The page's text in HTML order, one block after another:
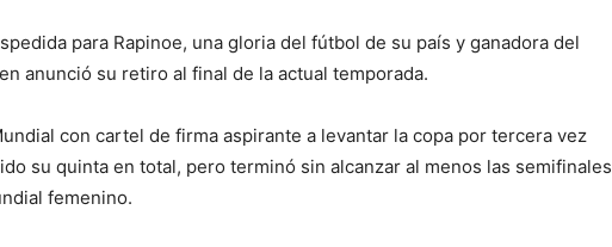
para Rapinoe, una gloria del fútbol de su país y ganadora del
anunció su retiro al final de la actual temporada.
con cartel de firma aspirante a levantar la copa por tercera vez
su quinta en total, pero terminó sin alcanzar al menos las semifinales
femenino.